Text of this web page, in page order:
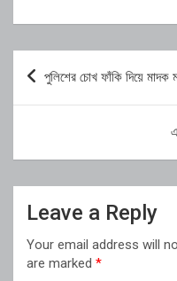
Post
navigation
পুলিশের চোখ ফাঁকি দিয়ে মাদক
Leave a Reply
Your email address will
are marked *